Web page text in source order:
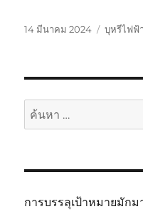
เขียน
14 มีนาคม 2024
หมวด
บุหรีไฟฟ้า
ค้นหา:
การบรรลุเป้าหมายมัก